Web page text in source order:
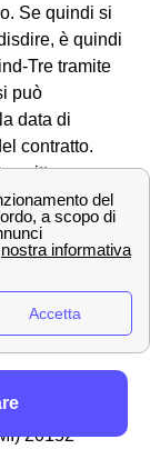
Se quindi si
è quindi
Tre tramite
può
data di
contratto.
con
modulo di
Tre
si
20152